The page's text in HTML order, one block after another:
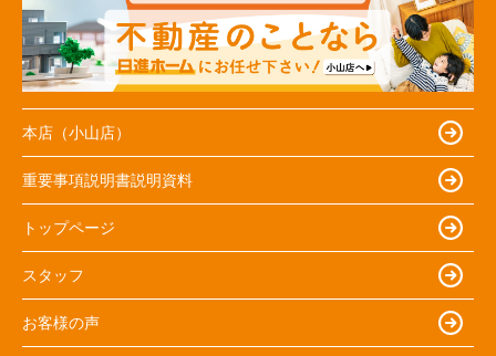
本店（小山店）
重要事項説明書説明資料
トップページ
スタッフ
お客様の声